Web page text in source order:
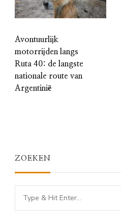
Avontuurlijk
motorrijden langs
Ruta 40: de langste
nationale route van
Argentinië
ZOEKEN
Looking
for